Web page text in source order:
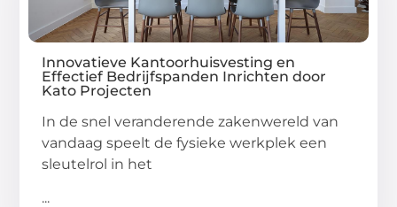
Innovatieve Kantoorhuisvesting en
Effectief Bedrijfspanden Inrichten door
Kato Projecten
In de snel veranderende zakenwereld van
vandaag speelt de fysieke werkplek een
sleutelrol in het
...